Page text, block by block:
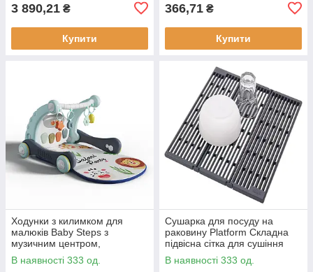
3 890,21 ₴
Купити
366,71 ₴
Купити
Ходунки з килимком для
малюків Baby Steps з
музичним центром,
бізабордом, піаніно та
Bluetooth підключенням +
В наявності 333 од.
Сушарка для посуду на
раковину Platform Складна
підвісна сітка для сушіння
В наявності 333 од.